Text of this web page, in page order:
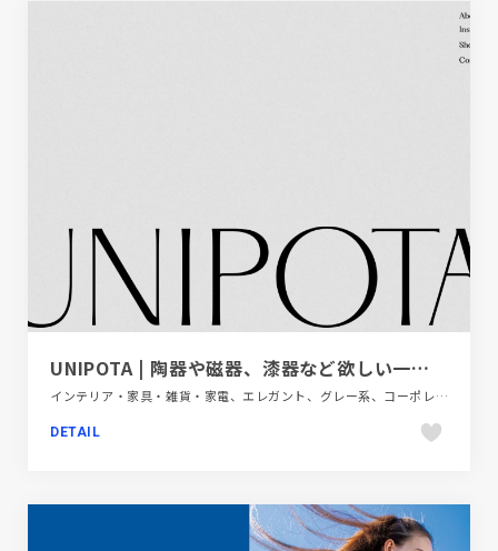
UNIPOTA | 陶器や磁器、漆器など欲しい一つを見つけて貰う器のセレクトショップ
インテリア・家具・雑貨・家電、エレガント、グレー系、コーポレートサイト、タイポグラフィー、大きめ写真
DETAIL